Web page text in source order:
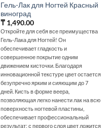
Гель-Лак для Ногтей Красный
виноград
₸1,490.00
Откройте для себя все преимущества
Гель-Лака для Ногтей! Он
обеспечивает гладкость и
совершенное покрытие одним
движением кисточки. Благодаря
инновационной текстуре цвет остается
безупречно ярким и сияющим до 7
дней. Кисть в форме веера‚
позволяющая легко нанести лак на всю
поверхность ногтевой пластины‚
обеспечивает профессиональный
результат: с первого слоя цвет ложится